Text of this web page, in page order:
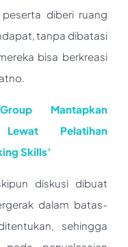
peserta diberi ruang
tanpa dibatasi
bisa berkreasi
Mantapkan
Lewat Pelatihan
Skills’
diskusi dibuat
dalam batas-
sehingga